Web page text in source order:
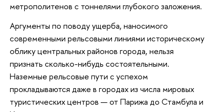
метрополитенов с тоннелями глубокого заложения.
Аргументы по поводу ущерба, наносимого
современными рельсовыми линиями историческому
облику центральных районов города, нельзя
признать сколько-нибудь состоятельными.
Наземные рельсовые пути с успехом
прокладываются даже в городах из числа мировых
туристических центров — от Парижа до Стамбула и